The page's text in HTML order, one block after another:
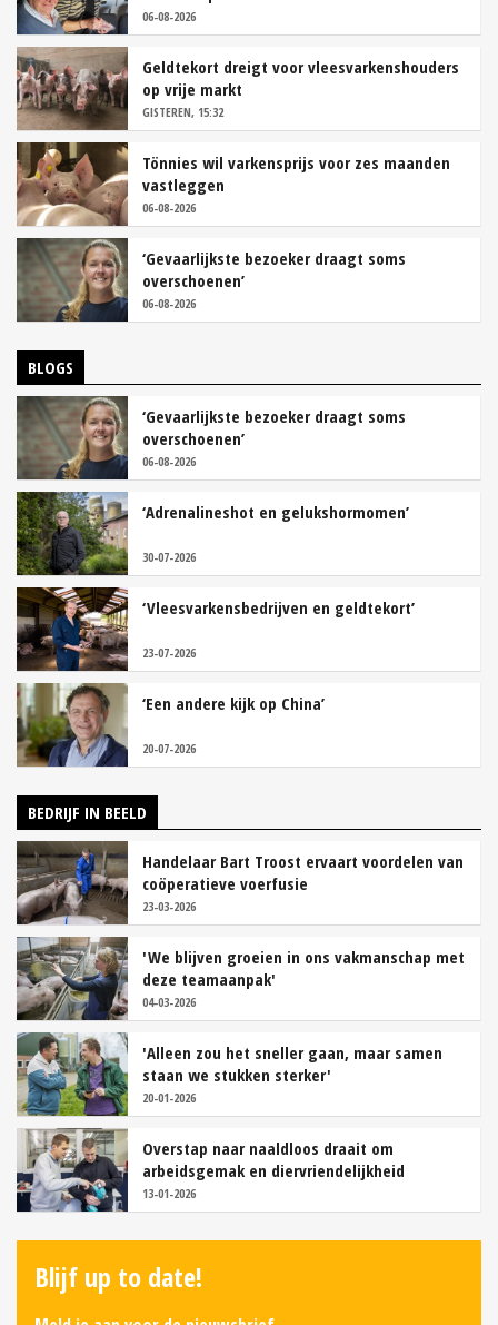
06-08-2026
Geldtekort dreigt voor vleesvarkenshouders
op vrije markt
GISTEREN, 15:32
Tönnies wil varkensprijs voor zes maanden
vastleggen
06-08-2026
‘Gevaarlijkste bezoeker draagt soms
overschoenen’
06-08-2026
BLOGS
‘Gevaarlijkste bezoeker draagt soms
overschoenen’
06-08-2026
‘Adrenalineshot en gelukshormomen’
30-07-2026
‘Vleesvarkensbedrijven en geldtekort’
23-07-2026
‘Een andere kijk op China’
20-07-2026
BEDRIJF IN BEELD
Handelaar Bart Troost ervaart voordelen van
coöperatieve voerfusie
23-03-2026
'We blijven groeien in ons vakmanschap met
deze teamaanpak'
04-03-2026
'Alleen zou het sneller gaan, maar samen
staan we stukken sterker'
20-01-2026
Overstap naar naaldloos draait om
arbeidsgemak en diervriendelijkheid
13-01-2026
Blijf up to date!